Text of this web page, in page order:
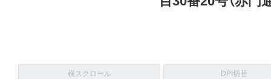
横スクロール DPI切替